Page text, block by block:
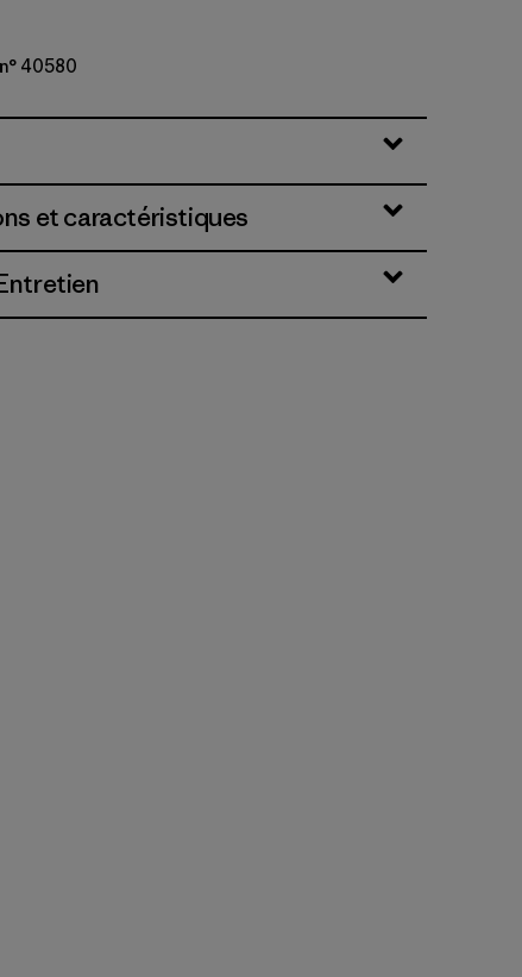
40580
et caractéristiques